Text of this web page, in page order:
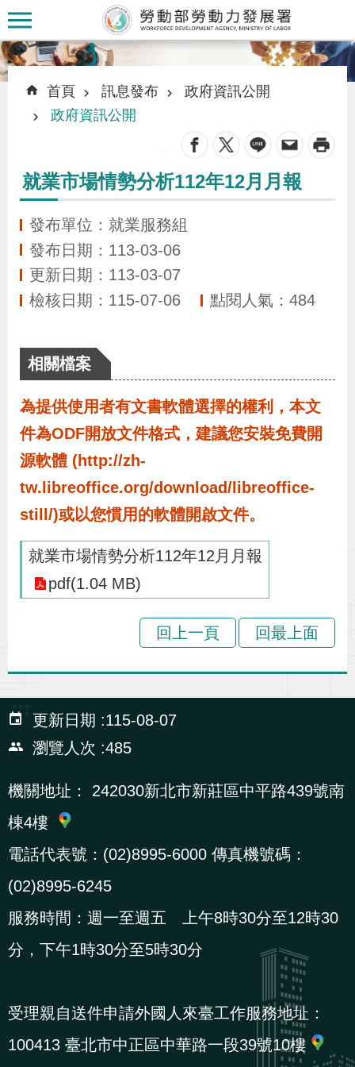
跳到主要內容區塊
認
識
本
署
訊
布
為
民
服
務
上
申
辦
導
專
區
相
關
連
站
意
字
計
n
首
S
:::
::: 首頁 訊息發布
政府資訊公開
政府資訊公開
就業市場情勢分析112年12月月報
發布單位：就業服務組
發布日期：113-03-06
更新日期：113-03-07
檢核日期：115-07-06
點閱人氣：484
相關檔案
為提供使用者有文書軟體選擇的權利，本文
件為ODF開放文件格式，建議您安裝免費開
源軟體 (http://zh-
tw.libreoffice.org/download/libreoffice-
still/)或以您慣用的軟體開啟文件。
就業市場情勢分析112年12月月報
pdf(1.04 MB)
回上一頁 回最上面
:::
更新日期
115-08-07
瀏覽人次
485
機關地址：
242030新北市新莊區中平路439號南
棟4樓
電話代表號：(02)8995-6000 傳真機號碼：
(02)8995-6245
服務時間：週一至週五 上午8時30分至12時30
分，下午1時30分至5時30分
受理親自送件申請外國人來臺工作服務地址：
100413 臺北市中正區中華路一段39號10樓